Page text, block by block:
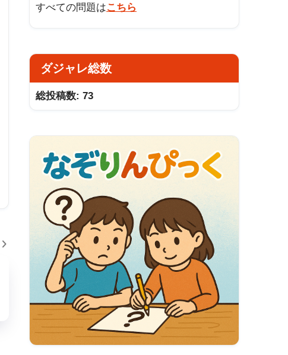
すべての問題はこちら
ダジャレ総数
総投稿数: 73